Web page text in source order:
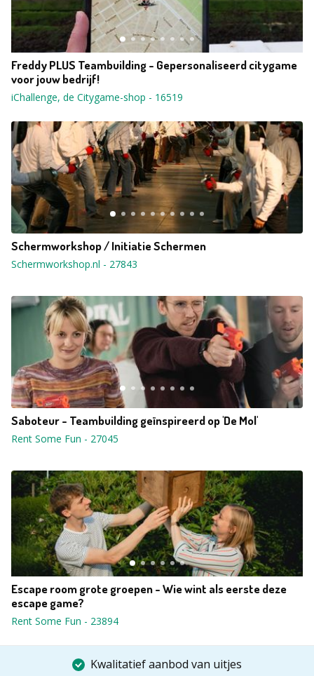
Freddy PLUS Teambuilding - Gepersonaliseerd citygame
voor jouw bedrijf!
iChallenge, de Citygame-shop - 16519
Schermworkshop / Initiatie Schermen
Schermworkshop.nl - 27843
Saboteur - Teambuilding geïnspireerd op 'De Mol'
Rent Some Fun - 27045
Escape room grote groepen - Wie wint als eerste deze
escape game?
Rent Some Fun - 23894
Kwalitatief aanbod van uitjes